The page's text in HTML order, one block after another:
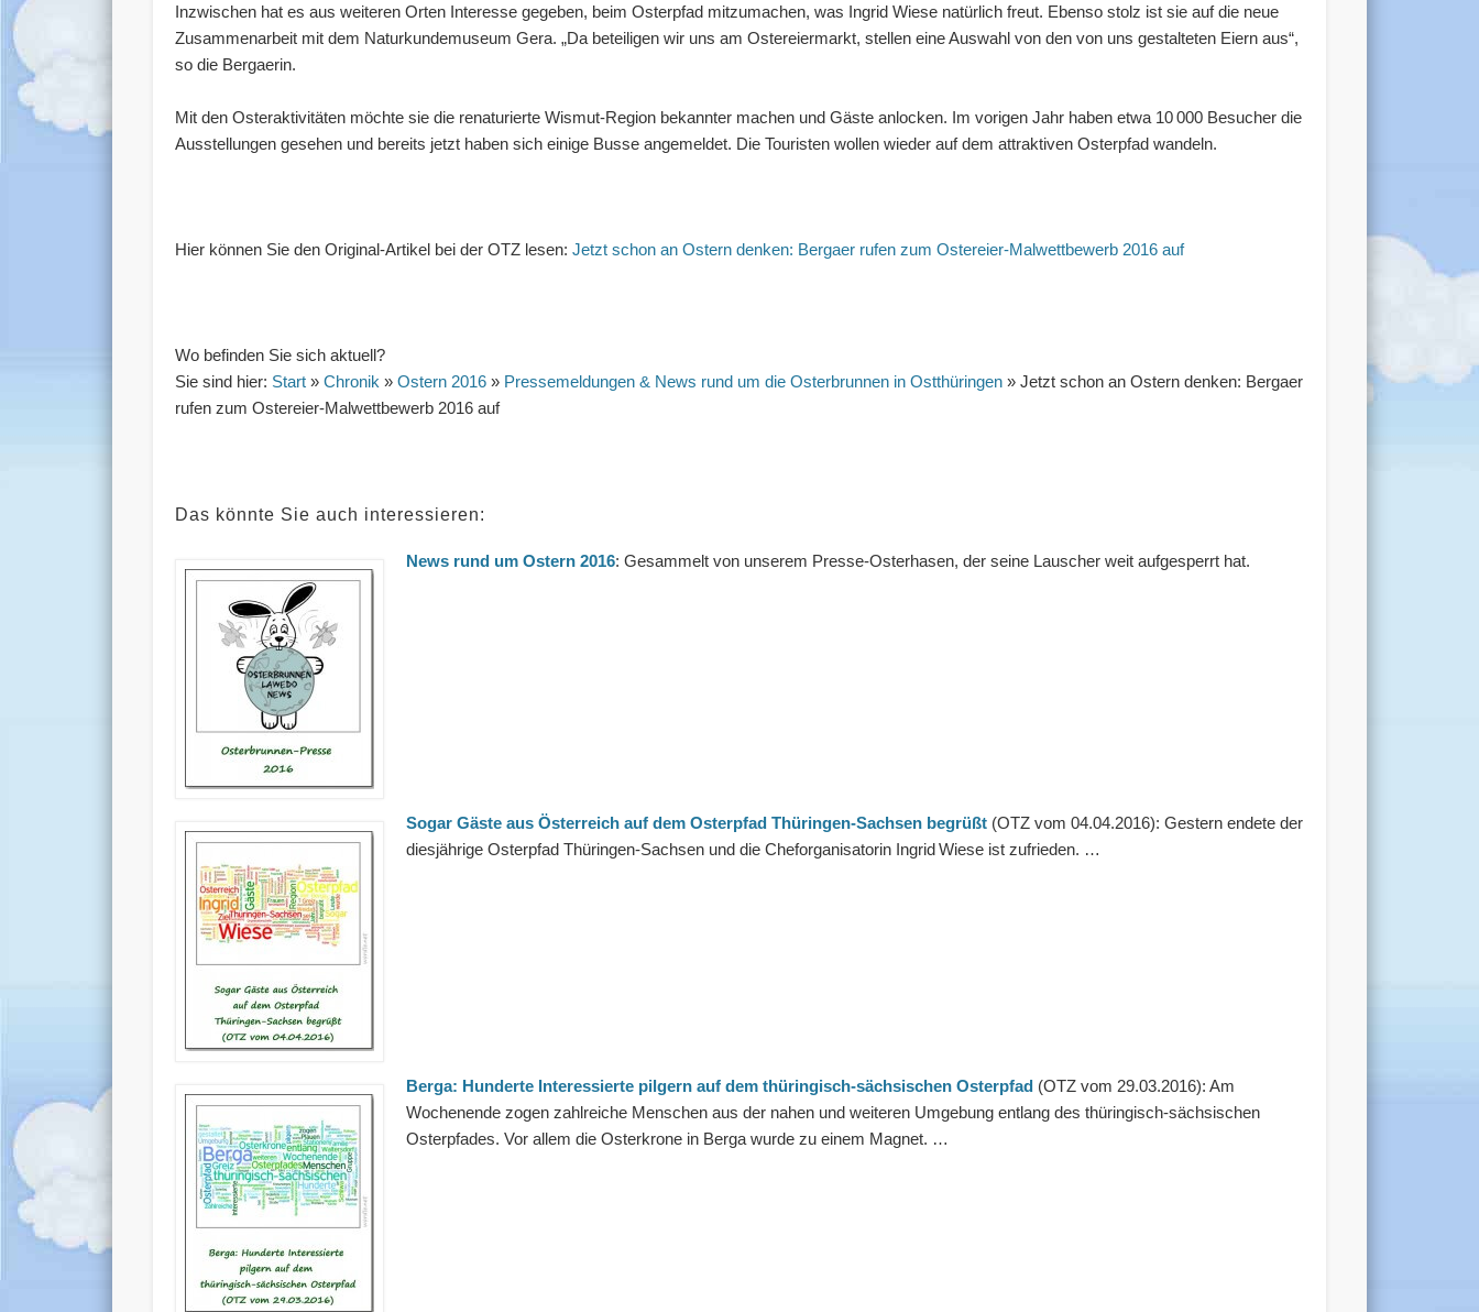
Inzwischen hat es aus weiteren Orten Interesse gegeben, beim Osterpfad mitzumachen, was Ingrid Wiese natürlich freut. Ebenso stolz ist sie auf die neue
Zusammenarbeit mit dem Naturkundemuseum Gera. „Da beteiligen wir uns am Ostereiermarkt, stellen eine Auswahl von den von uns gestalteten Eiern aus“,
so die Bergaerin.
Mit den Osteraktivitäten möchte sie die renaturierte Wismut-Region bekannter machen und Gäste anlocken. Im vorigen Jahr haben etwa 10 000 Besucher die
Ausstellungen gesehen und bereits jetzt haben sich einige Busse angemeldet. Die Touristen wollen wieder auf dem attraktiven Osterpfad wandeln.
Hier können Sie den Original-Artikel bei der OTZ lesen: Jetzt schon an Ostern denken: Bergaer rufen zum Ostereier-Malwettbewerb 2016 auf
Wo befinden Sie sich aktuell?
Sie sind hier: Start» Chronik » Ostern 2016» Pressemeldungen & News rund um die Osterbrunnen in Ostthüringen» Jetzt schon an Ostern denken: Bergaer
rufen zum Ostereier-Malwettbewerb 2016 auf
Das könnte Sie auch interessieren:
News rund um Ostern 2016: Gesammelt von unserem Presse-Osterhasen, der seine Lauscher weit aufgesperrt hat.
Sogar Gäste aus Österreich auf dem Osterpfad Thüringen-Sachsen begrüßt (OTZ vom 04.04.2016): Gestern endete der
diesjährige Osterpfad Thüringen-Sachsen und die Cheforganisatorin Ingrid Wiese ist zufrieden. …
Berga: Hunderte Interessierte pilgern auf dem thüringisch-sächsischen Osterpfad (OTZ vom 29.03.2016): Am
Wochenende zogen zahlreiche Menschen aus der nahen und weiteren Umgebung entlang des thüringisch-sächsischen
Osterpfades. Vor allem die Osterkrone in Berga wurde zu einem Magnet. …